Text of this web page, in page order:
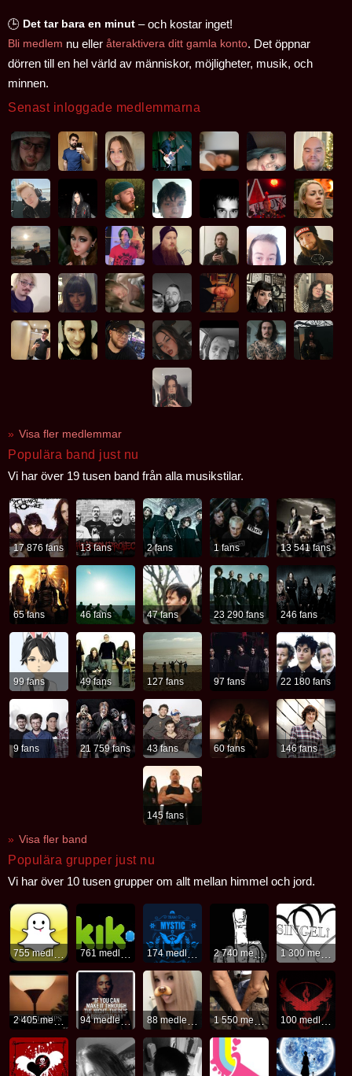
🕒 Det tar bara en minut – och kostar inget!
Bli medlem nu eller återaktivera ditt gamla konto. Det öppnar
dörren till en hel värld av människor, möjligheter, musik, och
minnen.
Senast inloggade medlemmarna
Visa fler medlemmar
Populära band just nu
Vi har över 19 tusen band från alla musikstilar.
17 876 fans 13 fans 2 fans 1 fans 13 541 fans
65 fans 46 fans 47 fans 23 290 fans 246 fans
99 fans 49 fans 127 fans 97 fans 22 180 fans
9 fans 21 759 fans 43 fans 60 fans 146 fans
145 fans
Visa fler band
Populära grupper just nu
Vi har över 10 tusen grupper om allt mellan himmel och jord.
174 medlemmar 2 740 medlemmar
2 405 medlemmar 94 medlemmar 88 medlemmar 1 550 medlemmar 100 medlemmar